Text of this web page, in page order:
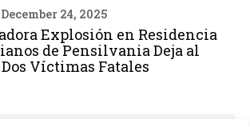
December 24, 2025
Explosión en Residencia
de Pensilvania Deja al
Víctimas Fatales